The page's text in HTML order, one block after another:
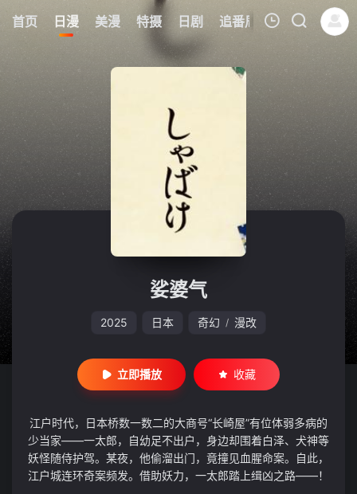
首页 日漫 美漫 特摄 日剧 追番周表 今日更新
6
暂无观看影片的记录
娑婆气
2025 日本 奇幻 / 漫改
立即播放 收藏
江户时代，日本桥数一数二的大商号“长崎屋”有位体弱多病的
少当家——一太郎，自幼足不出户，身边却围着白泽、犬神等
妖怪随侍护驾。某夜，他偷溜出门，竟撞见血腥命案。自此，
江户城连环奇案频发。借助妖力，一太郎踏上缉凶之路——！